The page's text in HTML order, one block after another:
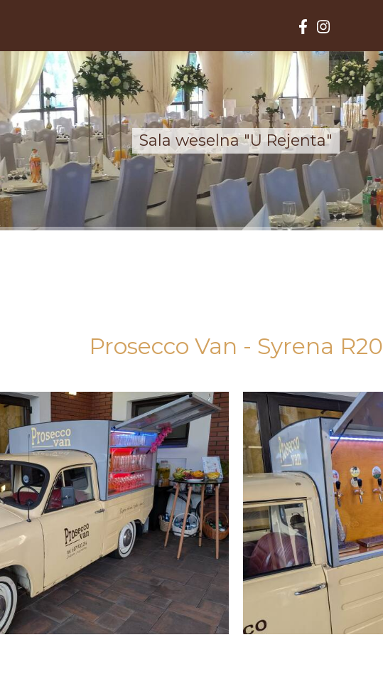
Sala weselna "U Rejenta"
Prosecco Van - Syrena R20